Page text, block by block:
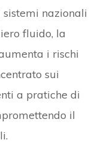
nazionali
fluido, la
i rischi
sui
a pratiche di
il